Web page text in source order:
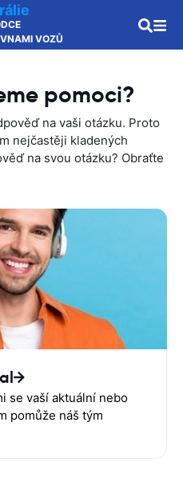
VOZŮ
pomoci?
na vaši otázku. Proto
nejčastěji kladených
na svou otázku? Obraťte
se vaší aktuální nebo
pomůže náš tým